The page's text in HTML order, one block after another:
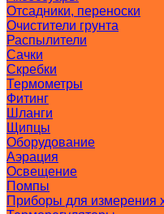
Отсадники, переноски
Очистители грунта
Распылители
Сачки
Скребки
Термометры
Фитинг
Шланги
Щипцы
Оборудование
Аэрация
Освещение
Помпы
Приборы для измерения